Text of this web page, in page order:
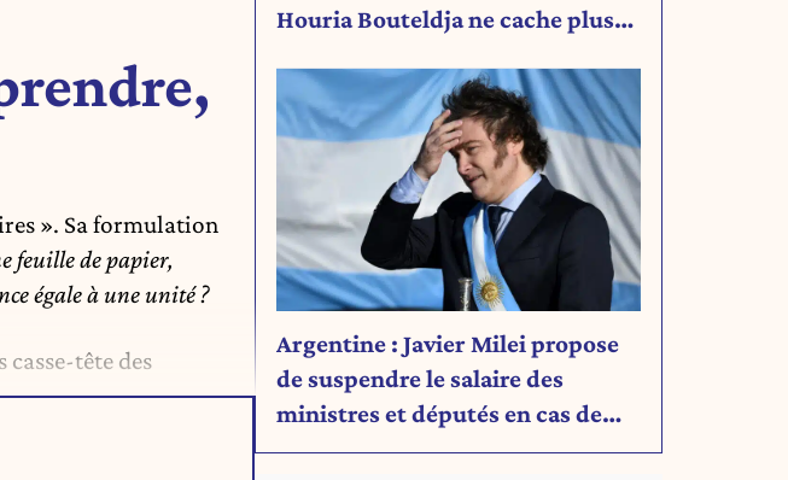
». Sa formulation
feuille de papier,
égale à une unité ?
tête des
Houria Bouteldja ne cache plus
Argentine : Javier Milei propose
de suspendre le salaire des
ministres et députés en cas de
déficit budgétaire